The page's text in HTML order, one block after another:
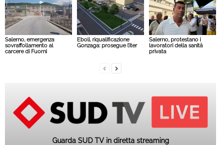
Salerno, emergenza
sovraffollamento al
carcere di Fuorni
Eboli, riqualificazione
Gonzaga: prosegue l’iter
Salerno, protestano i
lavoratori della sanità
privata
Guarda SUD TV in diretta streaming